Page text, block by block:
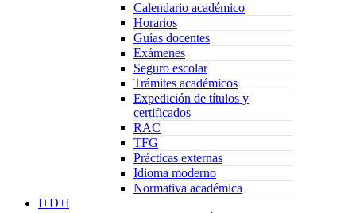
Calendario académico
Horarios
Guías docentes
Exámenes
Seguro escolar
Trámites académicos
Expedición de títulos y
certificados
RAC
TFG
Prácticas externas
Idioma moderno
Normativa académica
I+D+i